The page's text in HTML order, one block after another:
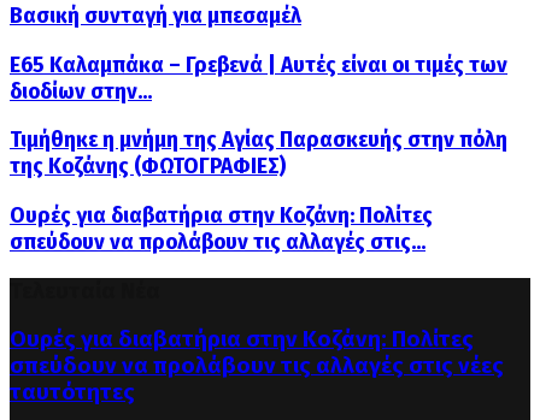
Βασική συνταγή για μπεσαμέλ
Ε65 Καλαμπάκα – Γρεβενά | Αυτές είναι οι τιμές των
διοδίων στην...
Τιμήθηκε η μνήμη της Αγίας Παρασκευής στην πόλη
της Κοζάνης (ΦΩΤΟΓΡΑΦΙΕΣ)
Ουρές για διαβατήρια στην Κοζάνη: Πολίτες
σπεύδουν να προλάβουν τις αλλαγές στις...
Ουρές για διαβατήρια στην Κοζάνη: Πολίτες
σπεύδουν να προλάβουν τις αλλαγές στις νέες
ταυτότητες